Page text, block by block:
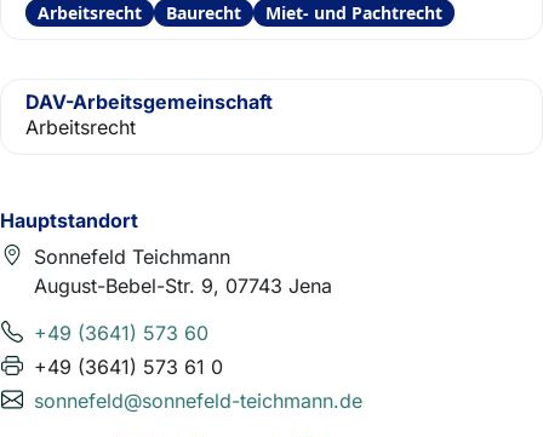
Hauptstandort
Sonnefeld Teichmann
August-Bebel-Str. 9, 07743 Jena
+49 (3641) 573 60
+49 (3641) 573 61 0
sonnefeld@sonnefeld-teichmann.de
Arbeitsrecht Baurecht Miet- und Pachtrecht
DAV-Arbeitsgemeinschaft
Arbeitsrecht